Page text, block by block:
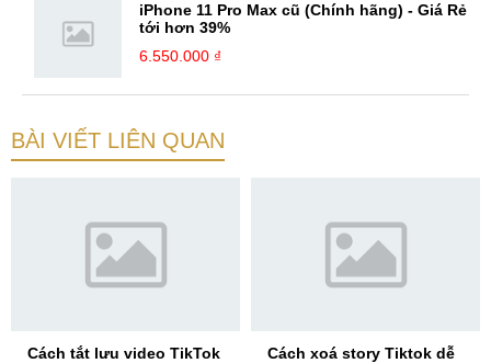
iPhone 11 Pro Max cũ (Chính hãng) - Giá Rẻ
tới hơn 39%
6.550.000 ₫
BÀI VIẾT LIÊN QUAN
Cách tắt lưu video TikTok
Cách xoá story Tiktok dễ